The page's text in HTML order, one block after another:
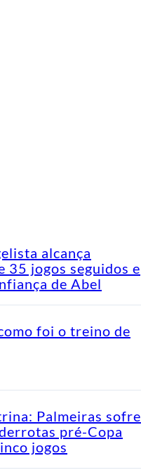
alcança
35 jogos seguidos e
de Abel
foi o treino de
Palmeiras sofre
pré-Copa
jogos